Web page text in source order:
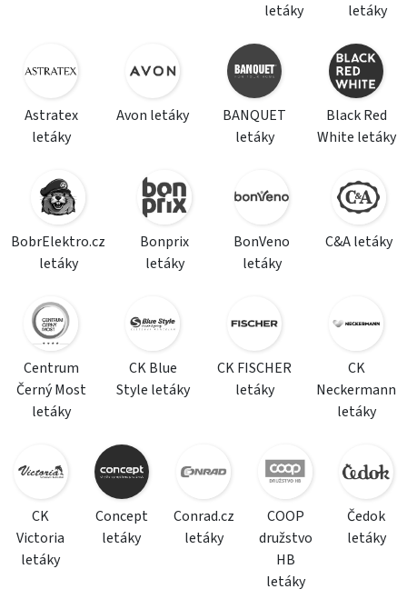
letáky
letáky
Astratex
letáky
Avon letáky
BANQUET
letáky
Black Red
White letáky
BobrElektro.cz
letáky
Bonprix
letáky
BonVeno
letáky
C&A letáky
Centrum
Černý Most
letáky
CK Blue
Style letáky
CK FISCHER
letáky
CK
Neckermann
letáky
CK
Victoria
letáky
Concept
letáky
Conrad.cz
letáky
COOP
družstvo
HB
letáky
Čedok
letáky